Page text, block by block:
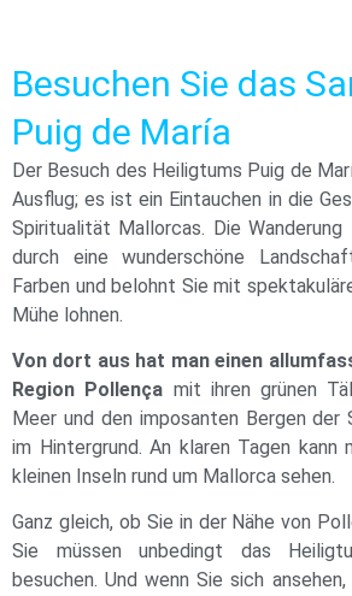
Besuchen Sie das
Puig de María
Der Besuch des Heiligtums Puig de
Ausflug; es ist ein Eintauchen in die
Spiritualität Mallorcas. Die
durch eine wunderschöne
Farben und belohnt Sie mit
Mühe lohnen.
Von dort aus hat man einen
Region Pollença mit ihren grünen
Meer und den imposanten Bergen der
im Hintergrund. An klaren Tagen kann
kleinen Inseln rund um Mallorca sehen.
Ganz gleich, ob Sie in der Nähe von
Sie müssen unbedingt das
besuchen. Und wenn Sie sich